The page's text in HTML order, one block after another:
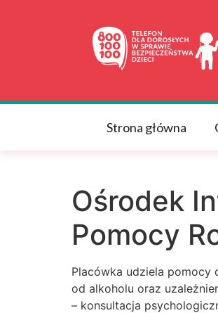
Strona główna
Ośrodek
Pomocy
Placówka udziela pomocy
od alkoholu oraz
– konsultacja